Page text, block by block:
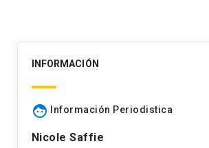
INFORMACIÓN
face Información Periodistica
Nicole Saffie